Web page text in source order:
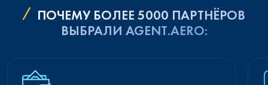
ПОЧЕМУ БОЛЕЕ 5000 ПАРТНЁРОВ
ВЫБРАЛИ AGENT.AERO: